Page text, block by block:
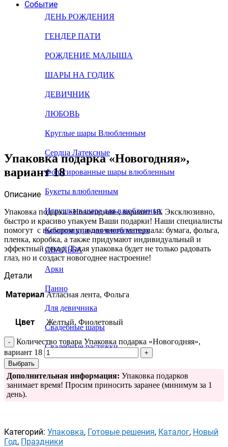
Событие
ДЕНЬ РОЖДЕНИЯ
ГЕНДЕР ПАТИ
РОЖДЕНИЕ МАЛЫША
ШАРЫ НА ГОДИК
ДЕВИЧНИК
ЛЮБОВЬ
Круглые шары Влюбленным
Сердца Латексные
Фольгированные шары влюбленным
Букеты влюбленным
Игрушка в шаре для влюбленных
Композиции для влюбленных
СВАДЬБА
Арки
Панно
Для девичника
Свадебные шары
Свадебные растяжки
Упаковка подарка «Новогодняя»,
вариант 18
Описание
Упаковка подарка «Новогодняя», вариант 18. Эксклюзивно,
быстро и красиво упакуем Ваши подарки! Наши специалисты
помогут с выбором упаковочного материала: бумага, фольга,
пленка, коробка, а также придумают индивидуальный и
эффектный декор. Такая упаковка будет не только радовать
глаз, но и создаст новогоднее настроение!
Детали
Материал Атласная лента, Фольга
Цвет Желтый, Фиолетовый
Количество товара Упаковка подарка «Новогодняя»,
вариант 18
Выбрать
Дополнительная информация: Упаковка подарков
занимает время! Просим приносить заранее (минимум за 1
день).
Категорий: Упаковка, Готовые решения, Каталог, Новый
Год, Праздники